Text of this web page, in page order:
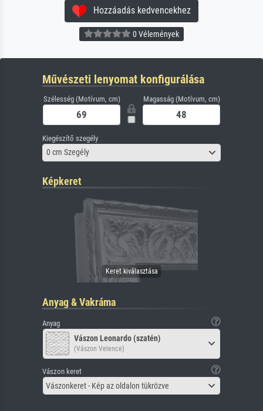
Hozzáadás kedvencekhez
0 Vélemények
Művészeti lenyomat konfigurálása
Szélesség (Motívum, cm) Magasság (Motívum, cm)
Kiegészítő szegély
0 cm Szegély
Képkeret
Anyag & Vakráma
Anyag
Vászon Leonardo (szatén)
(Vászon Velence)
Vászon keret
Vászonkeret - Kép az oldalon tükrözve